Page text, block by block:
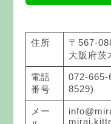
住所
〒567-
大阪府茨
電話
番号
072-665-
8529)
メー